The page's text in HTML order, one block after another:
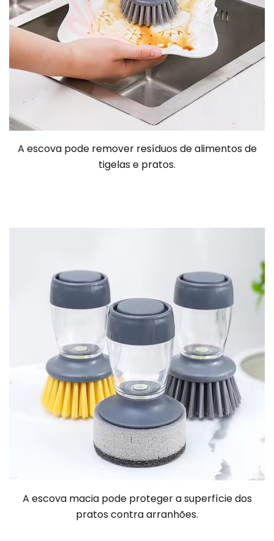
A escova pode remover resíduos de alimentos de
tigelas e pratos.
A escova macia pode proteger a superfície dos
pratos contra arranhões.